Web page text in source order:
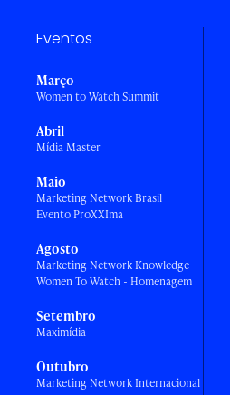
Eventos
Março
Women to Watch Summit
Abril
Mídia Master
Maio
Marketing Network Brasil
Evento ProXXIma
Agosto
Marketing Network Knowledge
Women To Watch - Homenagem
Setembro
Maximídia
Outubro
Marketing Network Internacional